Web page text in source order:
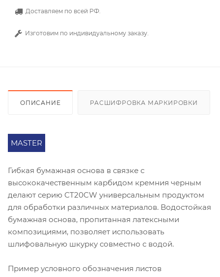
Доставляем по всей РФ.
Изготовим по индивидуальному заказу.
ОПИСАНИЕ РАСШИФРОВКА МАРКИРОВКИ
MASTER
Гибкая бумажная основа в связке с
высококачественным карбидом кремния черным
делают серию СT20CW универсальным продуктом
для обработки различных материалов. Водостойкая
бумажная основа, пропитанная латексными
композициями, позволяет использовать
шлифовальную шкурку совместно с водой.
Пример условного обозначения листов